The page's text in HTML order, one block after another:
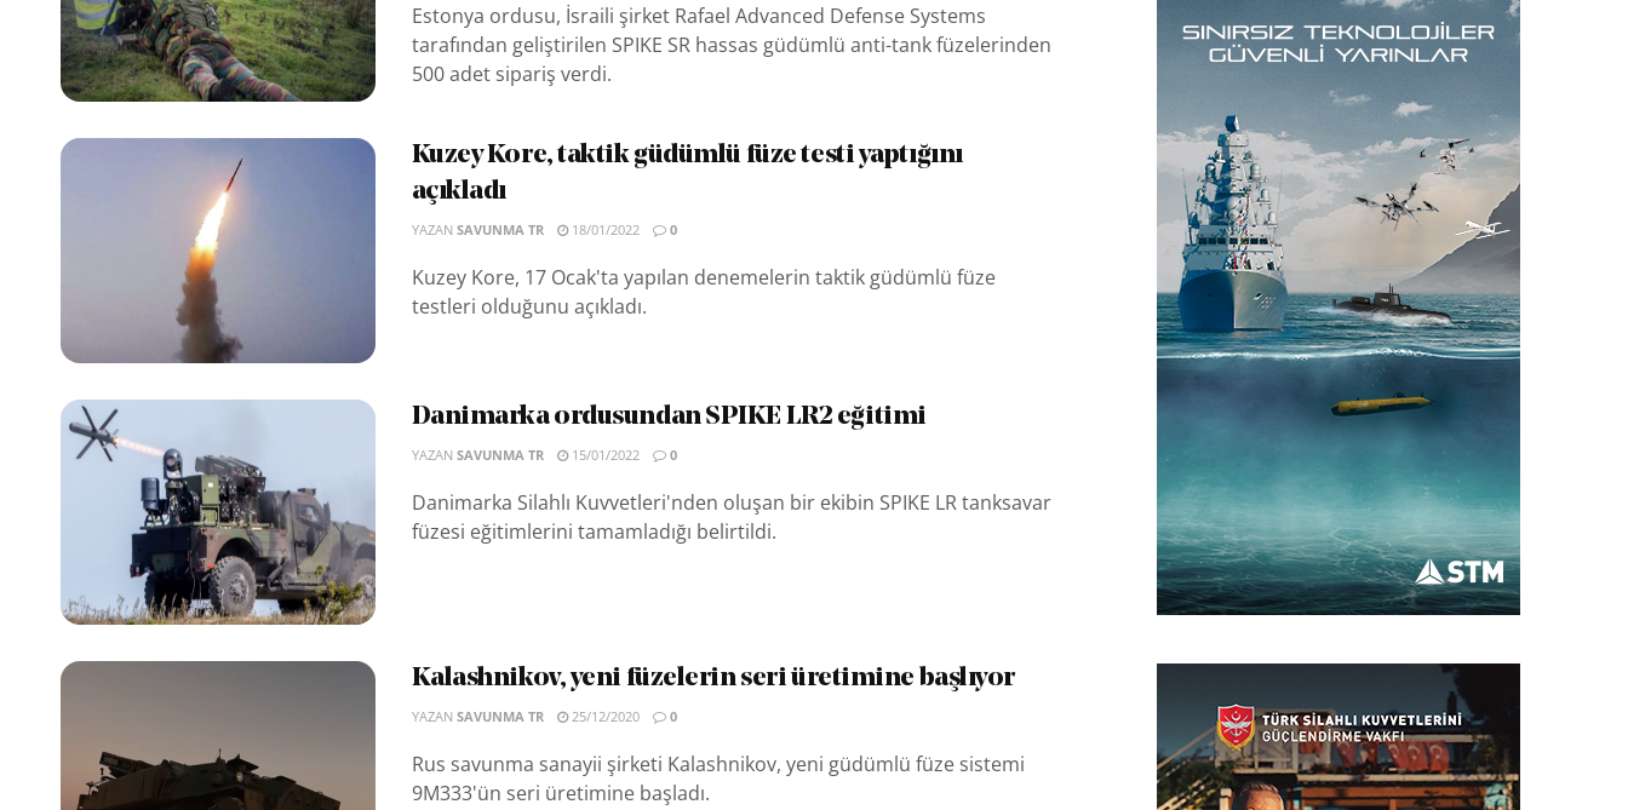
Estonya ordusu, İsraili şirket Rafael Advanced Defense Systems
tarafından geliştirilen SPIKE SR hassas güdümlü anti-tank füzelerinden
500 adet sipariş verdi.
Kuzey Kore, taktik güdümlü füze testi yaptığını
açıkladı
YAZAN SAVUNMA TR 18/01/2022 0
Kuzey Kore, 17 Ocak'ta yapılan denemelerin taktik güdümlü füze
testleri olduğunu açıkladı.
Danimarka ordusundan SPIKE LR2 eğitimi
YAZAN SAVUNMA TR 15/01/2022 0
Danimarka Silahlı Kuvvetleri'nden oluşan bir ekibin SPIKE LR tanksavar
füzesi eğitimlerini tamamladığı belirtildi.
Kalashnikov, yeni füzelerin seri üretimine başlıyor
YAZAN SAVUNMA TR 25/12/2020 0
Rus savunma sanayii şirketi Kalashnikov, yeni güdümlü füze sistemi
9M333'ün seri üretimine başladı.